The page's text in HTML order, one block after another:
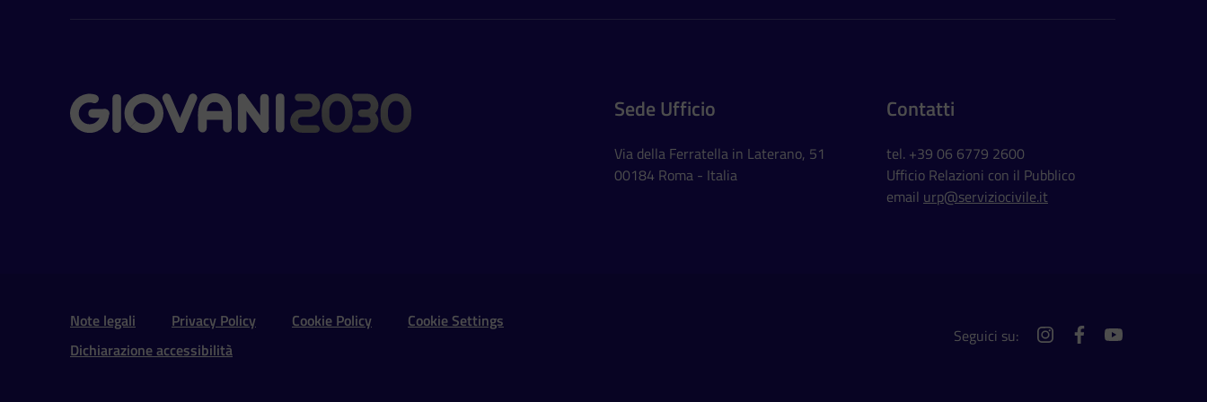
Contatti Sede Ufficio
Via della Ferratella in Laterano, 51
00184 Roma - Italia
Contatti
tel. +39 06 6779 2600
Ufficio Relazioni con il Pubblico
email urp@serviziocivile.it
Sezione Link Utili e Social Networks
Note legali Privacy Policy Cookie Policy
Cookie Settings
Dichiarazione accessibilità
Seguici su: instagramfacebookyoutube